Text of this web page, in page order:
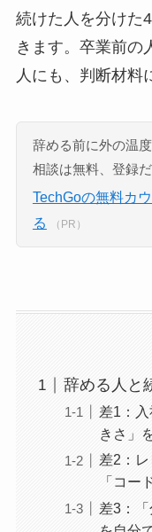
続けた人を分けた
きます。卒業前の
人にも、判断材料
辞める前に外の温
相談は無料、登録
TechGoの無料カ
る
（PR）
辞める人と
差1：
きさ」
差2：
「コー
差3：